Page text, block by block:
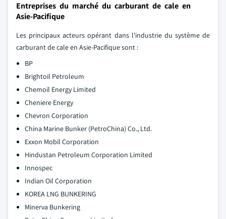
Entreprises du marché du carburant de cale en
Asie-Pacifique
Les principaux acteurs opérant dans l'industrie du système de
carburant de cale en Asie-Pacifique sont :
BP
Brightoil Petroleum
Chemoil Energy Limited
Cheniere Energy
Chevron Corporation
China Marine Bunker (PetroChina) Co., Ltd.
Exxon Mobil Corporation
Hindustan Petroleum Corporation Limited
Innospec
Indian Oil Corporation
KOREA LNG BUNKERING
Minerva Bunkering